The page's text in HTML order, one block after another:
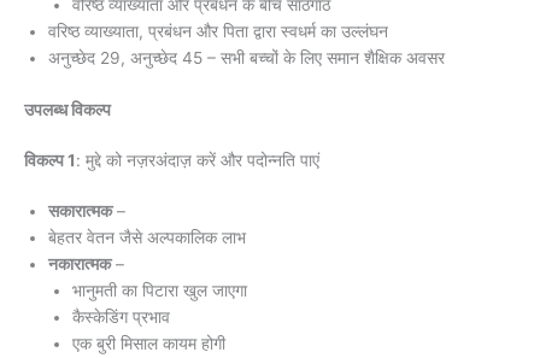
वरिष्ठ व्याख्याता और प्रबंधन के बीच सांठगांठ
वरिष्ठ व्याख्याता, प्रबंधन और पिता द्वारा स्वधर्म का उल्लंघन
अनुच्छेद 29, अनुच्छेद 45 – सभी बच्चों के लिए समान शैक्षिक अवसर
उपलब्ध विकल्प
विकल्प 1: मुद्दे को नज़रअंदाज़ करें और पदोन्नति पाएं
सकारात्मक–
बेहतर वेतन जैसे अल्पकालिक लाभ
नकारात्मक–
भानुमती का पिटारा खुल जाएगा
कैस्केडिंग प्रभाव
एक बुरी मिसाल कायम होगी